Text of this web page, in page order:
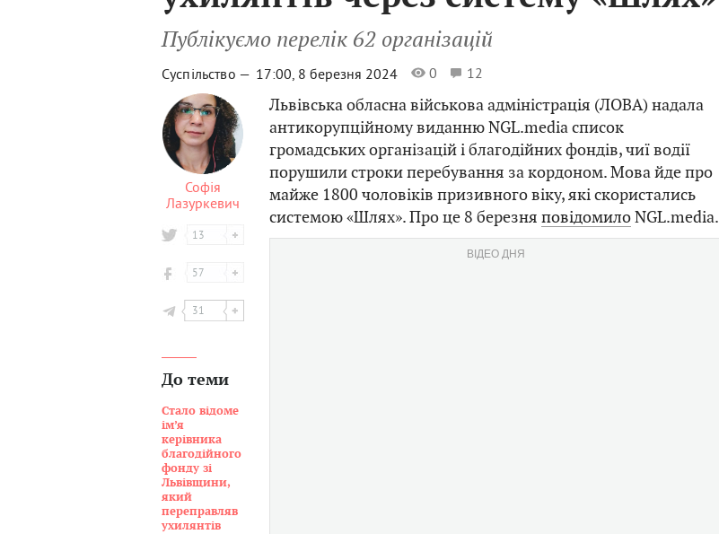
Публікуємо перелік 62 організацій
Суспільство — 17:00, 8 березня 2024 0 12
Софія
Лазуркевич
13
57
31
До теми
Стало відоме
ім’я
керівника
благодійного
фонду зі
Львівщини,
який
переправляв
ухилянтів
Львівська обласна військова адміністрація (ЛОВА) надала
антикорупційному виданню NGL.media список
громадських організацій і благодійних фондів, чиї водії
порушили строки перебування за кордоном. Мова йде про
майже 1800 чоловіків призивного віку, які скористались
системою «Шлях». Про це 8 березня повідомилоNGL.media.
ВІДЕО ДНЯ